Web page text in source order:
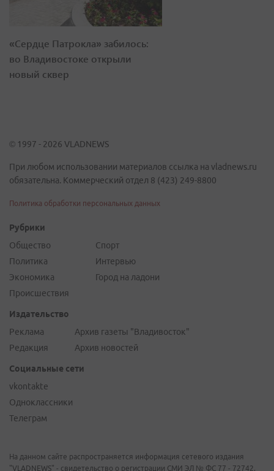
«Сердце Патрокла» забилось:
во Владивостоке открыли
новый сквер
© 1997 - 2026 VLADNEWS
При любом использовании материалов ссылка на vladnews.ru
обязательна. Коммерческий отдел 8 (423) 249-8800
Политика обработки персональных данных
Рубрики
Общество
Политика
Экономика
Происшествия
Спорт
Интервью
Город на ладони
Издательство
Реклама
Редакция
Архив газеты "Владивосток"
Архив новостей
Социальные сети
vkontakte
Одноклассники
Телеграм
На данном сайте распространяется информация сетевого издания
"VLADNEWS" - свидетельство о регистрации СМИ ЭЛ № ФС 77 - 72742,